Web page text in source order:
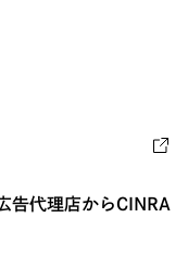
告代理店からCINRA